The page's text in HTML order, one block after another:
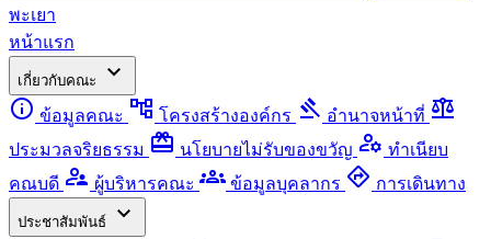
พะเยา
หน้าแรก
เกี่ยวกับคณะ
expand_more
info ข้อมูลคณะ account_tree โครงสร้างองค์กร gavel อำนาจหน้าที่ balance
ประมวลจริยธรรม redeem นโยบายไม่รับของขวัญ manage_accounts ทำเนียบ
คณบดี supervisor_account ผู้บริหารคณะ groups ข้อมูลบุคลากร directions การเดินทาง
ประชาสัมพันธ์
expand_more